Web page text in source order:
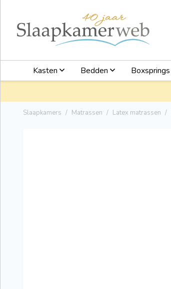
Kasten Bedden Boxsprings
Slaapkamers Matrassen Latex matrassen